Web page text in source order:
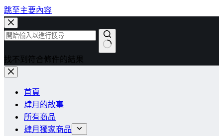
跳至主要內容
找不到符合條件的結果
首頁
肆月的故事
所有商品
肆月獨家商品